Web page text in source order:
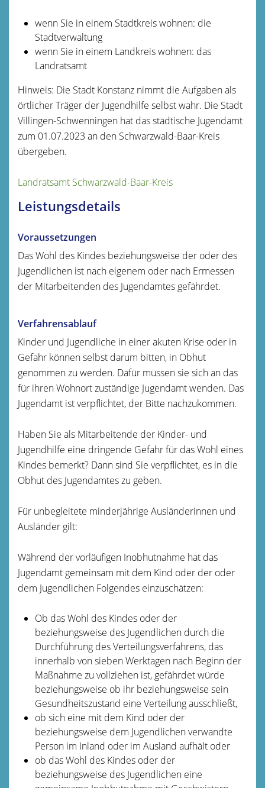
wenn Sie in einem Stadtkreis wohnen: die
Stadtverwaltung
wenn Sie in einem Landkreis wohnen: das
Landratsamt
Hinweis: Die Stadt Konstanz nimmt die Aufgaben als
örtlicher Träger der Jugendhilfe selbst wahr. Die Stadt
Villingen-Schwenningen hat das städtische Jugendamt
zum 01.07.2023 an den Schwarzwald-Baar-Kreis
übergeben.
Landratsamt Schwarzwald-Baar-Kreis
Leistungsdetails
Voraussetzungen
Das Wohl des Kindes beziehungsweise der oder des
Jugendlichen ist nach eigenem oder nach Ermessen
der Mitarbeitenden des Jugendamtes gefährdet.
Verfahrensablauf
Kinder und Jugendliche in einer akuten Krise oder in
Gefahr können selbst darum bitten, in Obhut
genommen zu werden. Dafür müssen sie sich an das
für ihren Wohnort zuständige Jugendamt wenden. Das
Jugendamt ist verpflichtet, der Bitte nachzukommen.
Haben Sie als Mitarbeitende der Kinder- und
Jugendhilfe eine dringende Gefahr für das Wohl eines
Kindes bemerkt? Dann sind Sie verpflichtet, es in die
Obhut des Jugendamtes zu geben.
Für unbegleitete minderjährige Ausländerinnen und
Ausländer gilt:
Während der vorläufigen Inobhutnahme hat das
Jugendamt gemeinsam mit dem Kind oder der oder
dem Jugendlichen Folgendes einzuschätzen:
Ob das Wohl des Kindes oder der
beziehungsweise des Jugendlichen durch die
Durchführung des Verteilungsverfahrens, das
innerhalb von sieben Werktagen nach Beginn der
Maßnahme zu vollziehen ist, gefährdet würde
beziehungsweise ob ihr beziehungsweise sein
Gesundheitszustand eine Verteilung ausschließt,
ob sich eine mit dem Kind oder der
beziehungsweise dem Jugendlichen verwandte
Person im Inland oder im Ausland aufhält oder
ob das Wohl des Kindes oder der
beziehungsweise des Jugendlichen eine